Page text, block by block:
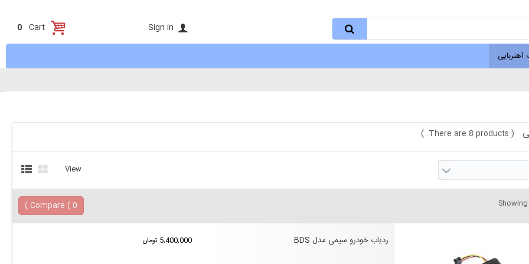
Sign in
Cart
0
آهنربایی
(
There are 8 products.
)
View
Compare ( 0
)
ردیاب خودرو سیمی مدل BDS 5,400,000 تومان